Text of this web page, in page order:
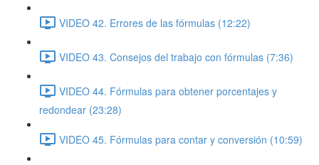
VIDEO 42. Errores de las fórmulas (12:22)
VIDEO 43. Consejos del trabajo con fórmulas (7:36)
VIDEO 44. Fórmulas para obtener porcentajes y
redondear (23:28)
VIDEO 45. Fórmulas para contar y conversión (10:59)